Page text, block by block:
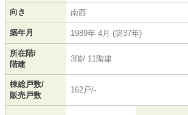
向き 南西
築年月 1989年 4月 (築37年)
所在階/
階建
3階/ 11階建
棟総戸数/
販売戸数
162戸/-